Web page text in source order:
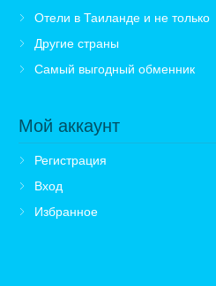
Отели в Таиланде и не только
Другие страны
Самый выгодный обменник
Мой аккаунт
Регистрация
Вход
Избранное